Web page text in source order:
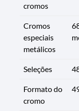
cromos
Cromos
especiais
metálicos
Seleções
Formato do
cromo